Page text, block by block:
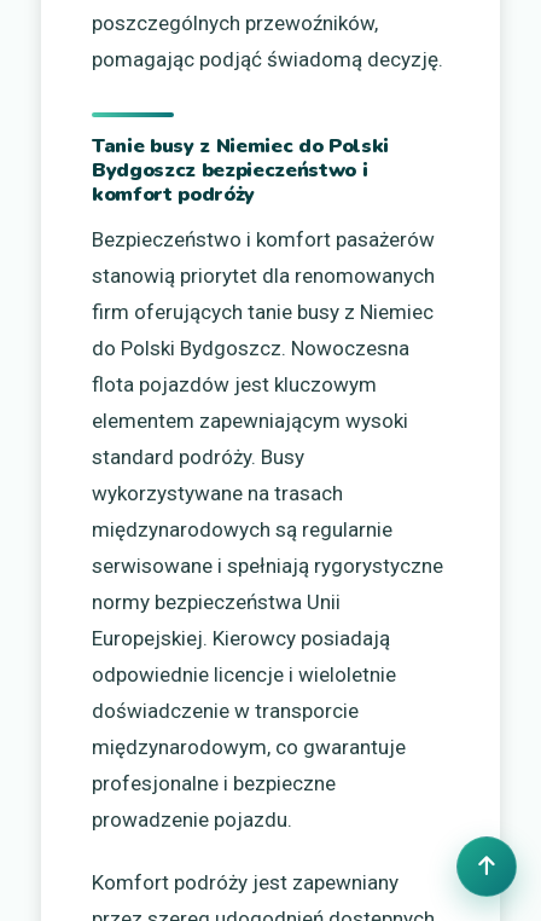
poszczególnych przewoźników,
pomagając podjąć świadomą decyzję.
Tanie busy z Niemiec do Polski
Bydgoszcz bezpieczeństwo i
komfort podróży
Bezpieczeństwo i komfort pasażerów
stanowią priorytet dla renomowanych
firm oferujących tanie busy z Niemiec
do Polski Bydgoszcz. Nowoczesna
flota pojazdów jest kluczowym
elementem zapewniającym wysoki
standard podróży. Busy
wykorzystywane na trasach
międzynarodowych są regularnie
serwisowane i spełniają rygorystyczne
normy bezpieczeństwa Unii
Europejskiej. Kierowcy posiadają
odpowiednie licencje i wieloletnie
doświadczenie w transporcie
międzynarodowym, co gwarantuje
profesjonalne i bezpieczne
prowadzenie pojazdu.
Komfort podróży jest zapewniany